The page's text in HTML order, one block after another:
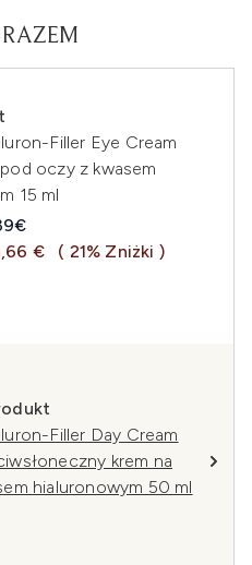
Filler Eye Cream
oczy z kwasem
15 ml
cena detaliczna:
cena:
€
( 21% Zniżki )
Filler Day Cream
krem na
hialuronowym 50 ml